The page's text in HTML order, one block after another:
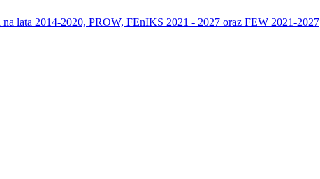
lata 2014-2020, PROW, FEnIKS 2021 - 2027 oraz FEW 2021-2027